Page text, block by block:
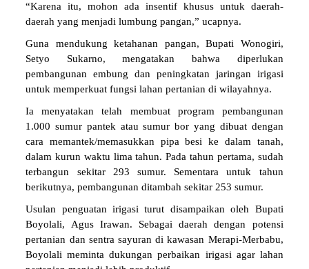
“Karena itu, mohon ada insentif khusus untuk daerah-
daerah yang menjadi lumbung pangan,” ucapnya.
Guna mendukung ketahanan pangan, Bupati Wonogiri,
Setyo Sukarno, mengatakan bahwa diperlukan
pembangunan embung dan peningkatan jaringan irigasi
untuk memperkuat fungsi lahan pertanian di wilayahnya.
Ia menyatakan telah membuat program pembangunan
1.000 sumur pantek atau sumur bor yang dibuat dengan
cara memantek/memasukkan pipa besi ke dalam tanah,
dalam kurun waktu lima tahun. Pada tahun pertama, sudah
terbangun sekitar 293 sumur. Sementara untuk tahun
berikutnya, pembangunan ditambah sekitar 253 sumur.
Usulan penguatan irigasi turut disampaikan oleh Bupati
Boyolali, Agus Irawan. Sebagai daerah dengan potensi
pertanian dan sentra sayuran di kawasan Merapi-Merbabu,
Boyolali meminta dukungan perbaikan irigasi agar lahan